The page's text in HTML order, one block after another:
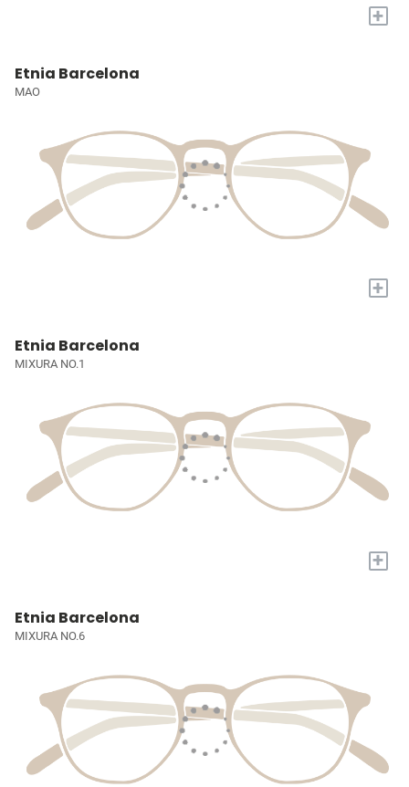
+
Etnia Barcelona
MAO
+
Etnia Barcelona
MIXURA NO.1
+
Etnia Barcelona
MIXURA NO.6